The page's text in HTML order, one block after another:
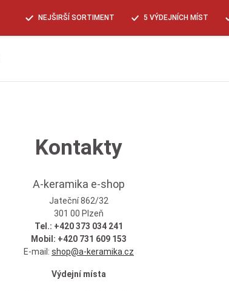
NEJŠIRŠÍ SORTIMENT 5 VÝDEJNÍCH MÍST
Kontakty
A-keramika e-shop
Jateční 862/32
301 00 Plzeň
Tel.: +420 373 034 241
Mobil: +420 731 609 153
E-mail: shop@a-keramika.cz
Výdejní místa